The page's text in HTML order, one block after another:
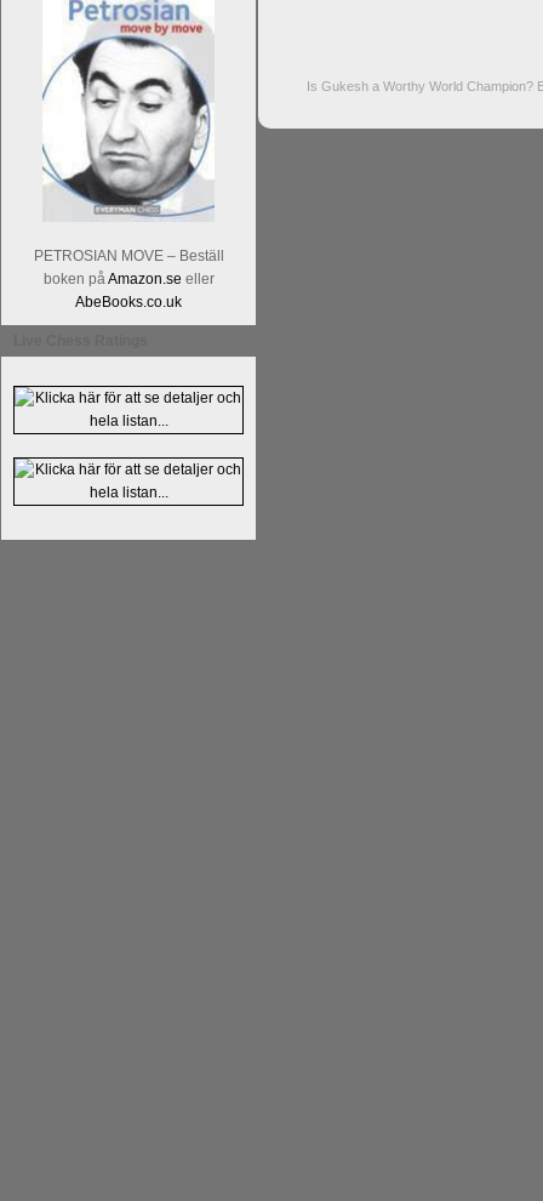
PETROSIAN MOVE – Beställ
boken påAmazon.se eller
AbeBooks.co.uk
Is Gukesh a Worthy World Champion?